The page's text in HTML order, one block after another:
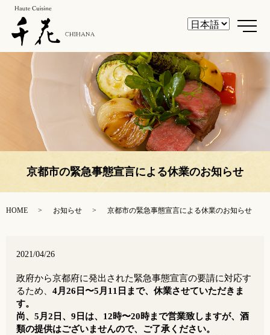
メ
京都市の緊急事態宣言による休業のお知らせ
HOME お知らせ 京都市の緊急事態宣言による休業のお知らせ
2021/04/26
政府から京都府に発出された緊急事態宣言の要請に対応す
るため、4月26日〜5月11日まで、休業させていただきま
す。
尚、5月2日、9日は、12時〜20時まで営業致しますが、酒
類の提供はございませんので、ご了承ください。